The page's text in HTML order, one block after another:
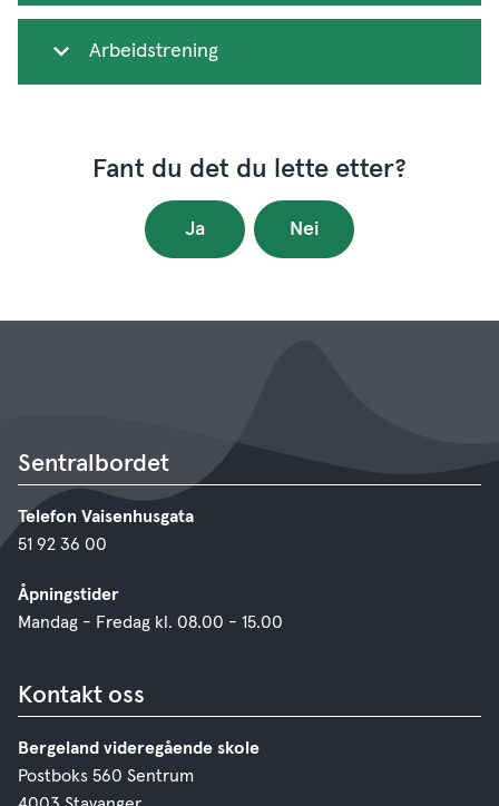
Arbeidstrening
Fant du det du lette etter?
Ja Nei
Sentralbordet
Telefon Vaisenhusgata
51 92 36 00
Åpningstider
Mandag - Fredag kl. 08.00 - 15.00
Kontakt oss
Bergeland videregående skole
Postboks 560 Sentrum